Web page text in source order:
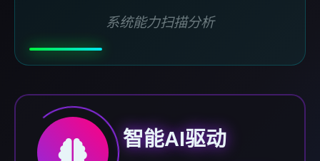
系统能力扫描分析
智能AI驱动